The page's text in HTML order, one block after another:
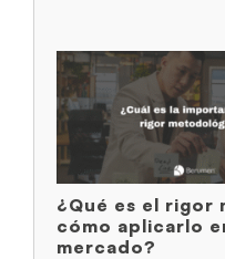
¿Qué es el rigor
cómo aplicarlo
mercado?